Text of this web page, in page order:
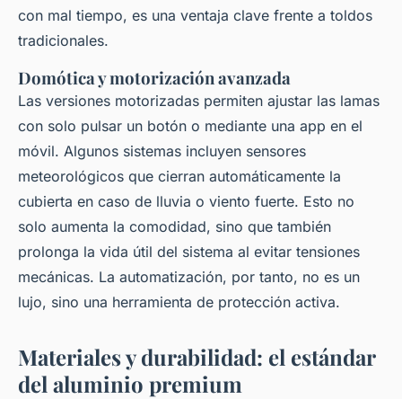
con mal tiempo, es una ventaja clave frente a toldos
tradicionales.
Domótica y motorización avanzada
Las versiones motorizadas permiten ajustar las lamas
con solo pulsar un botón o mediante una app en el
móvil. Algunos sistemas incluyen sensores
meteorológicos que cierran automáticamente la
cubierta en caso de lluvia o viento fuerte. Esto no
solo aumenta la comodidad, sino que también
prolonga la vida útil del sistema al evitar tensiones
mecánicas. La automatización, por tanto, no es un
lujo, sino una herramienta de protección activa.
Materiales y durabilidad: el estándar
del aluminio premium